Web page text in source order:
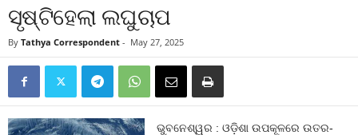
ସୃଷ୍ଟିହେଲା ଲଘୁଚାପ
By Tathya Correspondent - May 27, 2025
ଭୁବନେଶ୍ୱର : ଓଡ଼ିଶା ଉପକୂଳରେ ଉତର-